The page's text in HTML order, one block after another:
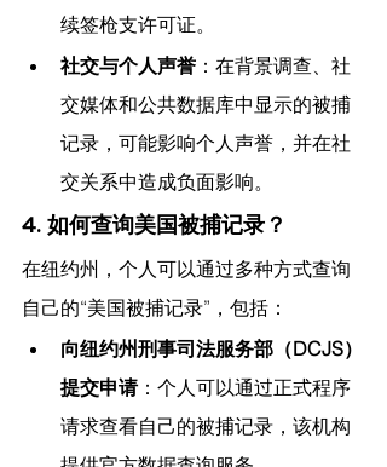
续签枪支许可证。
社交与个人声誉 ：在背景调查、社
交媒体和公共数据库中显示的被捕
记录，可能影响个人声誉，并在社
交关系中造成负面影响。
4. 如何查询美国被捕记录？
在纽约州，个人可以通过多种方式查询
自己的“美国被捕记录”，包括：
向纽约州刑事司法服务部（DCJS）
提交申请：个人可以通过正式程序
请求查看自己的被捕记录，该机构